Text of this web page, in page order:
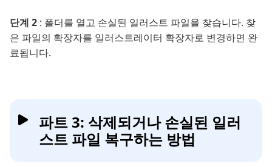
단계 2 : 폴더를 열고 손실된 일러스트 파일을 찾습니다. 찾
은 파일의 확장자를 일러스트레이터 확장자로 변경하면 완
료됩니다.
파트 3: 삭제되거나 손실된 일러
스트 파일 복구하는 방법